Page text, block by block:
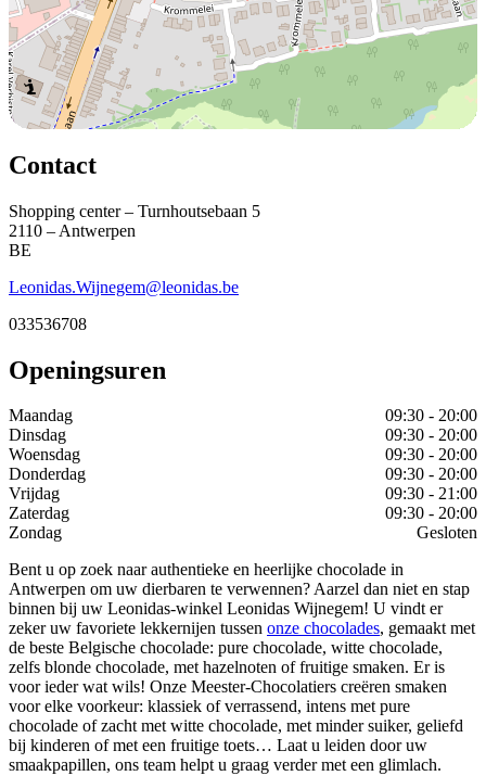
Contact
Shopping center – Turnhoutsebaan 5
2110 – Antwerpen
BE
Leonidas.Wijnegem@leonidas.be
033536708
Openingsuren
Maandag
09:30 - 20:00
Dinsdag
09:30 - 20:00
Woensdag
09:30 - 20:00
Donderdag
09:30 - 20:00
Vrijdag
09:30 - 21:00
Zaterdag
09:30 - 20:00
Zondag
Gesloten
Bent u op zoek naar authentieke en heerlijke chocolade in
Antwerpen om uw dierbaren te verwennen? Aarzel dan niet en stap
binnen bij uw Leonidas-winkel Leonidas Wijnegem! U vindt er
zeker uw favoriete lekkernijen tussen onze chocolades, gemaakt met
de beste Belgische chocolade: pure chocolade, witte chocolade,
zelfs blonde chocolade, met hazelnoten of fruitige smaken. Er is
voor ieder wat wils! Onze Meester-Chocolatiers creëren smaken
voor elke voorkeur: klassiek of verrassend, intens met pure
chocolade of zacht met witte chocolade, met minder suiker, geliefd
bij kinderen of met een fruitige toets… Laat u leiden door uw
smaakpapillen, ons team helpt u graag verder met een glimlach.